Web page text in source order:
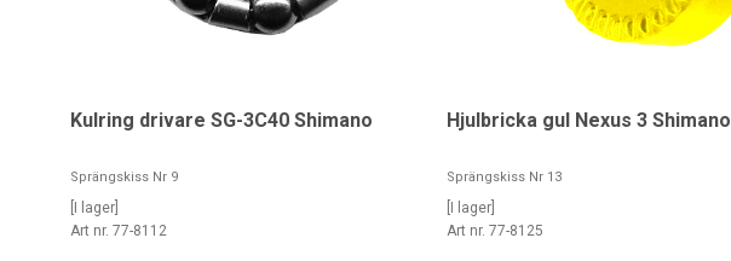
Kulring drivare SG-3C40 Shimano
Sprängskiss Nr 9
[I lager]
Art nr. 77-8112
Hjulbricka gul Nexus 3 Shimano
Sprängskiss Nr 13
[I lager]
Art nr. 77-8125